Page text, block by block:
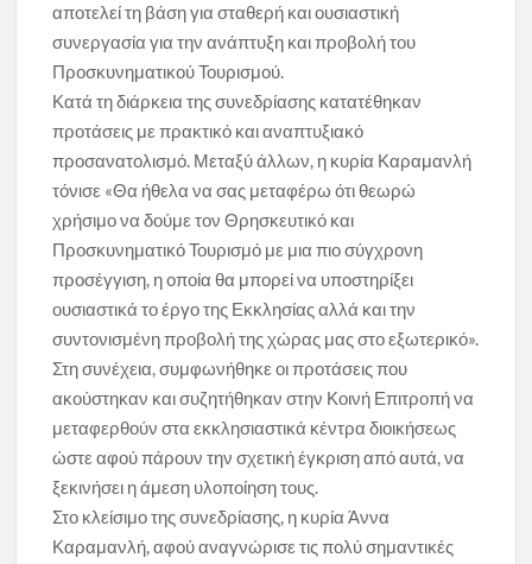
αποτελεί τη βάση για σταθερή και ουσιαστική
συνεργασία για την ανάπτυξη και προβολή του
Προσκυνηματικού Τουρισμού.
Κατά τη διάρκεια της συνεδρίασης κατατέθηκαν
προτάσεις με πρακτικό και αναπτυξιακό
προσανατολισμό. Μεταξύ άλλων, η κυρία Καραμανλή
τόνισε «Θα ήθελα να σας μεταφέρω ότι θεωρώ
χρήσιμο να δούμε τον Θρησκευτικό και
Προσκυνηματικό Τουρισμό με μια πιο σύγχρονη
προσέγγιση, η οποία θα μπορεί να υποστηρίξει
ουσιαστικά το έργο της Εκκλησίας αλλά και την
συντονισμένη προβολή της χώρας μας στο εξωτερικό».
Στη συνέχεια, συμφωνήθηκε οι προτάσεις που
ακούστηκαν και συζητήθηκαν στην Κοινή Επιτροπή να
μεταφερθούν στα εκκλησιαστικά κέντρα διοικήσεως
ώστε αφού πάρουν την σχετική έγκριση από αυτά, να
ξεκινήσει η άμεση υλοποίηση τους.
Στο κλείσιμο της συνεδρίασης, η κυρία Άννα
Καραμανλή, αφού αναγνώρισε τις πολύ σημαντικές